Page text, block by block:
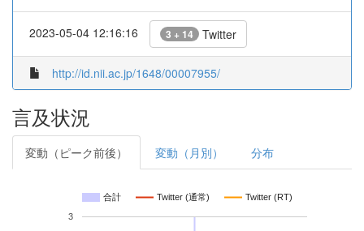
2023-05-04 12:16:16 3 + 14 Twitter
http://id.nii.ac.jp/1648/00007955/
言及状況
変動（ピーク前後） 変動（月別） 分布
合計 Twitter (通常) Twitter (RT)
3